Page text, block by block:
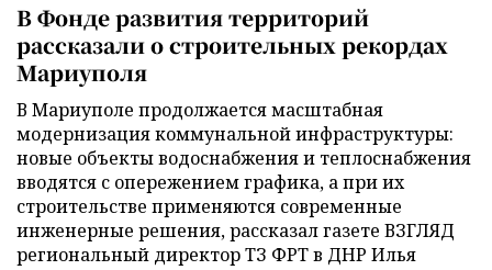
В Фонде развития территорий
рассказали о строительных рекордах
Мариуполя
В Мариуполе продолжается масштабная
модернизация коммунальной инфраструктуры:
новые объекты водоснабжения и теплоснабжения
вводятся с опережением графика, а при их
строительстве применяются современные
инженерные решения, рассказал газете ВЗГЛЯД
региональный директор ТЗ ФРТ в ДНР Илья